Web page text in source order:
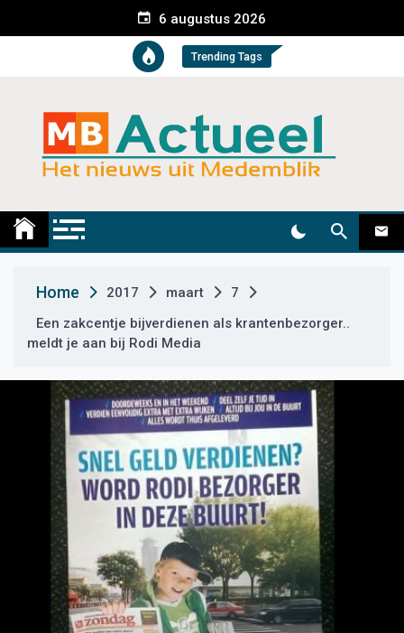
e
t
6 augustus 2026
Trending Tags
Medemblik Actueel
Home 2017 maart
7
Een zakcentje bijverdienen als krantenbezorger..
meldt je aan bij Rodi Media